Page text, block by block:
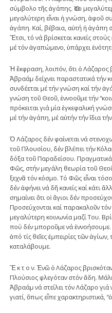
σύμβολο τῆς ἀγάπης. Ὅσο
μεγαλύτερη εἶναι ἡ γνώση, ἀφοῦ
ἀγάπη. Καί, βέβαια, αὐτή ἡ ἀγάπη
Ἔτσι, τό νά βρίσκεται κανείς
μέ τόν ἀγαπώμενο, ὑπάρχει
Ἡ ἔκφραση, λοιπόν, ὅτι ὁ Λάζαρος
Ἀβραάμ δείχνει παραστατικά τήν
συνδέεται μέ τήν γνώση καί τήν
γνώση τοῦ Θεοῦ, ἐννοοῦμε τήν
πρόκειται γιά μία ἐγκεφαλική
μέ τήν ἀγάπη, μέ αὐτήν τήν ἴδια
Ὁ Λάζαρος δέν φαίνεται νά
τοῦ Πλουσίου, δέν βλέπει τήν
δόξα τοῦ Παραδείσου.
Φῶς, στήν μεγάλη θεωρία τοῦ
ξεχνᾶ τόν κόσμο. Τό Φῶς εἶναι
δέν ἀφήνει νά δῆ κανείς καί κάτι
σημαίνει ὅτι οἱ ἅγιοι δέν
Προσεύχονται καί παρακαλοῦν
μεγαλύτερη κοινωνία μαζί Του.
πού δέν μποροῦμε νά
ἀπό τίς θεῖες ἐμπειρίες τῶν
καταλάβουμε.
Ἕ κ τ ο ν. Ἐνῶ ὁ Λάζαρος
Πλούσιος φλεγόταν στόν ἅδη.
Ἀβραάμ νά στείλει τόν Λάζαρο
γιατί, ὅπως εἶπε χαρακτηριστικά,